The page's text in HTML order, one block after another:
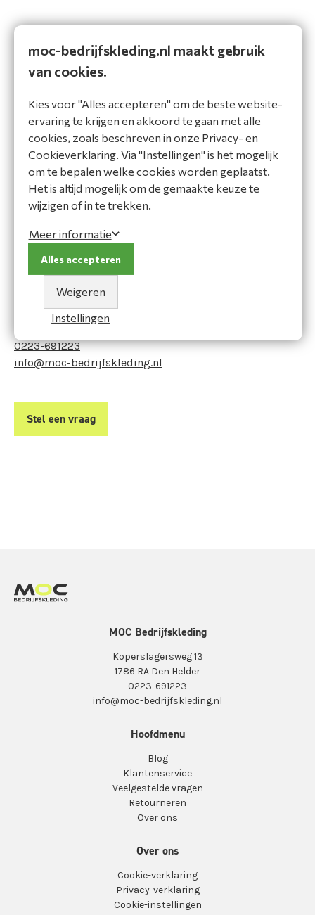
Bedrijfskleding op maat, voor elk beroep
Snelle levering en uitstekende service
Kwaliteit en comfort voor dagelijks gebruik
Omschrijving Specificaties
Omschrijving
D trui RF Regular fit, v-hals ·Doek: 50% Scheerwol 50%
Acryl, 230 g/m² MAAT: XS - XXL
Vraag het onze expert!
Heeft u een vraag of heeft u hulp nodig bij het maken
van een keuze? Neem contact op met onze adviseur:
MOC Bedrijfskleding
0223-691223
info@moc-bedrijfskleding.nl
Stel een vraag
MOC Bedrijfskleding
Koperslagersweg 13
1786 RA Den Helder
0223-691223
info@moc-bedrijfskleding.nl
Hoofdmenu
Blog
Klantenservice
Veelgestelde vragen
Retourneren
Over ons
Over ons
Cookie-verklaring
Privacy-verklaring
Cookie-instellingen
moc-bedrijfskleding.nl maakt gebruik
van cookies.
Kies voor "Alles accepteren" om de beste website-
ervaring te krijgen en akkoord te gaan met alle
cookies, zoals beschreven in onze Privacy- en
Cookieverklaring. Via "Instellingen" is het mogelijk
om te bepalen welke cookies worden geplaatst.
Het is altijd mogelijk om de gemaakte keuze te
wijzigen of in te trekken.
Meer informatie
Instellingen
Weigeren
Alles accepteren